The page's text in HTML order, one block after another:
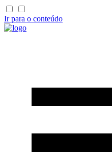
Ir para o conteúdo